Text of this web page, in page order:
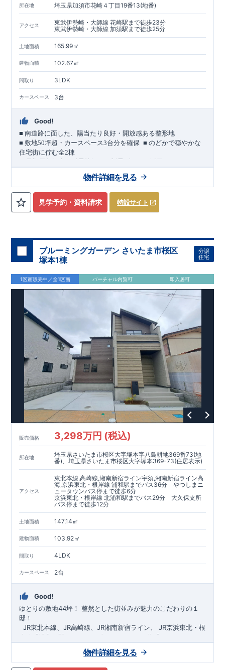
所在地 埼玉県加須市花崎４丁目19番13(地番)
アクセス
東武伊勢崎・大師線 花崎駅まで徒歩23分
東武伊勢崎・大師線 加須駅まで徒歩25分
土地面積 165.99㎡
建物面積 102.67㎡
間取り 3LDK
カースペース 3台
Good!
■南道路に面した、陽当たり良好・開放感ある整形地
■敷地50坪超・カースペース3台分を確保 ​■のどかで穏やかな
住宅街に佇む全2棟
（長期優良住宅／耐震等級３・制震ダンパー採用）
たりに恵まれた立地。
あり、
採光・通風・プライバシー性にも配慮した敷地計画で
す。
加須 徒歩13分
間取りのポイント
■ 1
号棟 LDK約19.5 帖のゆとりあるリビング ​陽当たりよく開放
感があります。
■共通
・主寝室は将来仕切れる可変型プラン ・2階洋室2部屋にウォー
クインクローゼット設置
太陽光発電（フラットプラン）採用 月額サービス料
ホテルライクで実用的な洗面空間 （オープンサニタリーirodori
詳細ページへ）
家計にやさしい住宅性能
長期優良住宅 住宅ローン控除額の優遇、 固定資産税の減額期間
延長など 税制面でのメリットが受けられます。
耐震等級 ３ ＋制震ダンパー 建築基準法の1.5倍の耐震性。 地震保
険の割引（最大50％）対象です。
現地のご案内・資料請求 受付中​ ​■完成済みにつき、​実際の
建物・設備・間取りを​ 現地にてご確認いただけます。 ​
TEL
0120-44-1081
（9:30 18:30／火水曜休み）
スマートフォンで見やすい特設サイトはこちら
https://www.e-blooming.com/bukken/60075018/
見学予約・資料請求 特設サイト
物件詳細を見る
ブルーミングガーデン さいたま市桜区
塚本1棟
分譲
住宅
1区画販売中／全1区画 バーチャル内覧可 即入居可
販売価格 3,298万円 (税込)
所在地
埼玉県さいたま市桜区大字塚本字八島耕地369番73(地
番)、埼玉県さいたま市桜区大字塚本369-73(住居表示)
アクセス
東北本線,高崎線,湘南新宿ライン宇須,湘南新宿ライン高
海,京浜東北・根岸線 浦和駅までバス36分 やつしまニ
ュータウンバス停まで徒歩6分
京浜東北・根岸線 北浦和駅までバス29分 大久保支所
バス停まで徒歩12分
土地面積 147.14㎡
建物面積 103.92㎡
間取り 4LDK
カースペース 2台
Good!
ゆとりの敷地44坪！ ​整然とした街並みが魅力のこだわりの１
邸！
​ ​ ​JR東北本線、JR高崎線、JR湘南新宿ライン、
JR京浜東北・根
岸線「浦和 」駅までバス36 分 バス停「
バス停「 大久保支所
12分​​​◆設計・建設性能評価ｗ取得！​◎性能評価とは​​【設
​大久保小学校まで徒歩12分、
校まで徒歩12分！​幼稚園、保育園までは徒歩20分圏内！​ ◆
物件詳細を見る